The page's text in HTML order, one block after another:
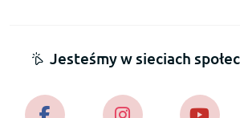
Jesteśmy w sieciach